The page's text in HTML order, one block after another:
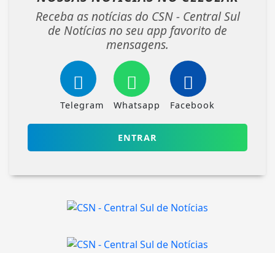
Receba as notícias do CSN - Central Sul
de Notícias no seu app favorito de
mensagens.
Telegram Whatsapp Facebook
ENTRAR